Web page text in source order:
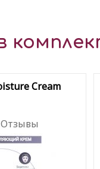
Cream
Отзывы